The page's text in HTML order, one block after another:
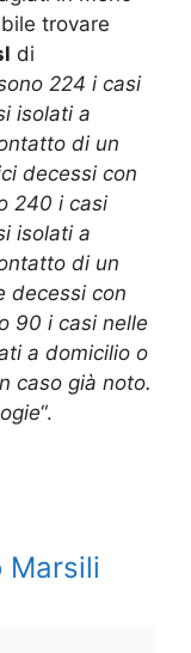
trovare
di
224 i casi
isolati a
di un
decessi con
240 i casi
isolati a
di un
decessi con
90 i casi nelle
a domicilio o
caso già noto.
“.
Marsili